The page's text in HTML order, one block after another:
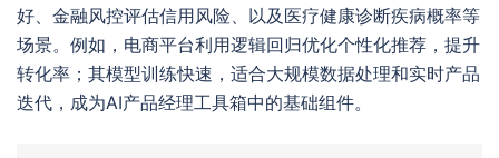
好、金融风控评估信用风险、以及医疗健康诊断疾病概率等
场景。例如，电商平台利用逻辑回归优化个性化推荐，提升
转化率；其模型训练快速，适合大规模数据处理和实时产品
迭代，成为AI产品经理工具箱中的基础组件。